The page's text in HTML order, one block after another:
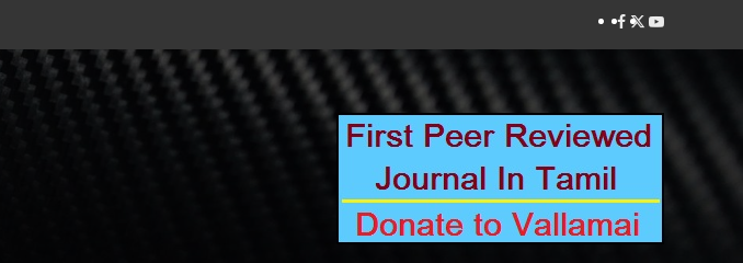
Facebook
TwitterYoutube